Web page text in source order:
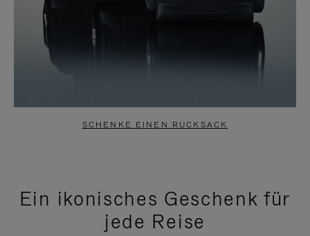
SCHENKE EINEN RUCKSACK
Ein ikonisches Geschenk für
jede Reise